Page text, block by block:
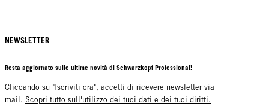
NEWSLETTER
Resta aggiornato sulle ultime novità di Schwarzkopf Professional!
Cliccando su "Iscriviti ora", accetti di ricevere newsletter via
mail. Scopri tutto sull'utilizzo dei tuoi dati e dei tuoi diritti.